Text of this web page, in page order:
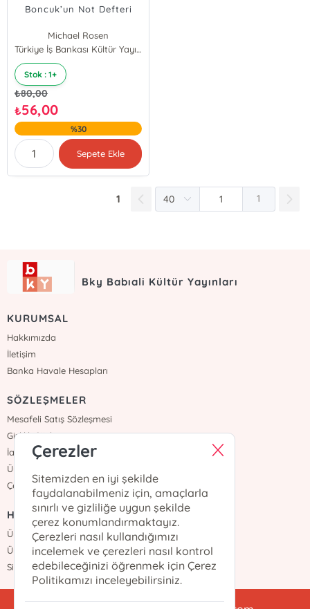
Boncuk’un Not Defteri
Michael Rosen
Türkiye İş Bankası Kültür Yayınları
Stok : 1+
₺80,00
₺56,00
%30
Sepete Ekle
1 1
Bky Babıali Kültür Yayınları
KURUMSAL
Hakkımızda
İletişim
Banka Havale Hesapları
SÖZLEŞMELER
Mesafeli Satış Sözleşmesi
Gizlilik Sözleşmesi
İade ve Teslimat
Üyelik Sözleşmesi
Çerez Politikası
HIZLI ERİŞİM
Üye Ol
Üye Girişi
Sipariş Takip
Çerezler
Sitemizden en iyi şekilde
faydalanabilmeniz için, amaçlarla
sınırlı ve gizliliğe uygun şekilde
çerez konumlandırmaktayız.
Çerezleri nasıl kullandığımızı
incelemek ve çerezleri nasıl kontrol
edebileceğinizi öğrenmek için Çerez
Politikamızı inceleyebilirsiniz.